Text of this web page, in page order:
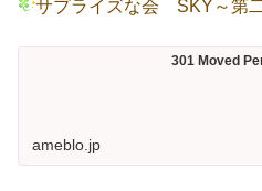
サプライズな会 SKY～第
301 Moved
ameblo.jp